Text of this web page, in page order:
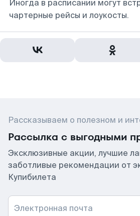
Иногда в расписании могут
чартерные рейсы и лоукосты.
Рассказываем о полезном и
Рассылка с выгодными
Эксклюзивные акции, лучшие
заботливые рекомендации от
Купибилета
Электронная почта